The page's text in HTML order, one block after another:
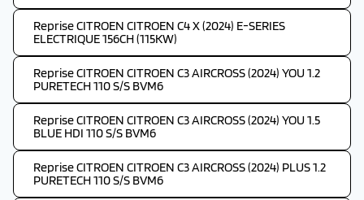
Reprise CITROEN CITROEN C4 X (2024) E-SERIES
ELECTRIQUE 156CH (115KW)
Reprise CITROEN CITROEN C3 AIRCROSS (2024) YOU 1.2
PURETECH 110 S/S BVM6
Reprise CITROEN CITROEN C3 AIRCROSS (2024) YOU 1.5
BLUE HDI 110 S/S BVM6
Reprise CITROEN CITROEN C3 AIRCROSS (2024) PLUS 1.2
PURETECH 110 S/S BVM6